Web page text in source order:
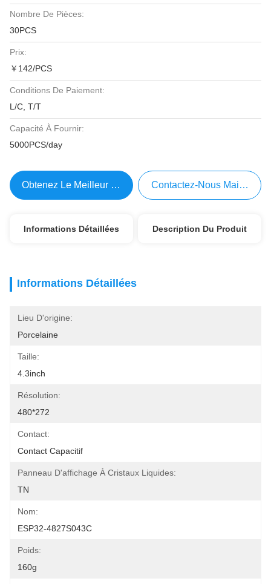
Nombre De Pièces:
30PCS
Prix:
￥142/PCS
Conditions De Paiement:
L/C, T/T
Capacité À Fournir:
5000PCS/day
Obtenez Le Meilleur Prix Contactez-Nous Maintenant
Informations Détaillées Description Du Produit
Informations Détaillées
Lieu D'origine:
Porcelaine
Taille:
4.3inch
Résolution:
480*272
Contact:
Contact Capacitif
Panneau D'affichage À Cristaux Liquides:
TN
Nom:
ESP32-4827S043C
Poids:
160g